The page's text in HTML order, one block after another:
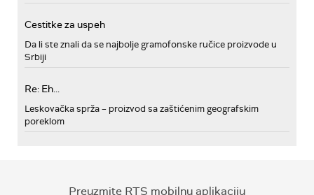
Cestitke za uspeh
Da li ste znali da se najbolje gramofonske ručice proizvode u
Srbiji
Re: Eh...
Leskovačka sprža – proizvod sa zaštićenim geografskim
poreklom
Preuzmite RTS mobilnu aplikaciju